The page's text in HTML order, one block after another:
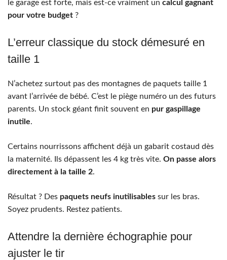
le garage est forte, mais est-ce vraiment un calcul gagnant
pour votre budget ?
L’erreur classique du stock démesuré en
taille 1
N’achetez surtout pas des montagnes de paquets taille 1
avant l’arrivée de bébé. C’est le piège numéro un des futurs
parents. Un stock géant finit souvent en pur gaspillage
inutile.
Certains nourrissons affichent déjà un gabarit costaud dès
la maternité. Ils dépassent les 4 kg très vite. On passe alors
directement à la taille 2.
Résultat ? Des paquets neufs inutilisables sur les bras.
Soyez prudents. Restez patients.
Attendre la dernière échographie pour
ajuster le tir